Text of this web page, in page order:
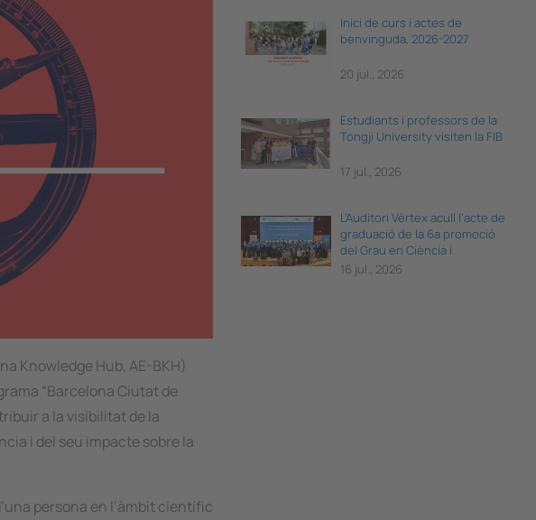
Knowledge Hub, AE-BKH)
“Barcelona Ciutat de
a la visibilitat de la
i del seu impacte sobre la
persona en l’àmbit científic
Inici de curs i actes de
benvinguda, 2026-2027
20 jul., 2026
Estudiants i professors de la
Tongji University visiten la FIB
17 jul., 2026
L’Auditori Vèrtex acull l’acte de
graduació de la 6a promoció
del Grau en Ciència i
Enginyeria de Dades
16 jul., 2026